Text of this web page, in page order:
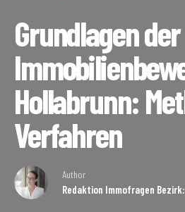
Grundlagen der
Hollabrunn:
Verfahren
Author
Redaktion Immofragen